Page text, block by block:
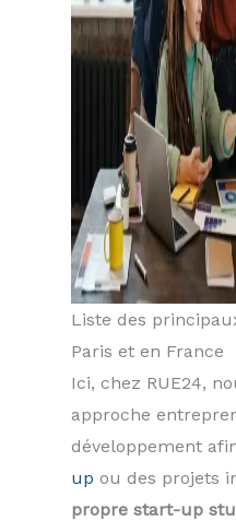
Liste des
Paris et en France
Ici, chez RUE24,
approche
développement
up ou des projets
propre start-up